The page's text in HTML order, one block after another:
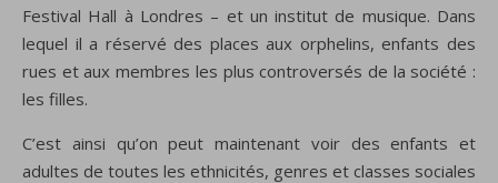
Festival Hall à Londres – et un institut de musique. Dans
lequel il a réservé des places aux orphelins, enfants des
rues et aux membres les plus controversés de la société :
les filles.
C’est ainsi qu’on peut maintenant voir des enfants et
adultes de toutes les ethnicités, genres et classes sociales